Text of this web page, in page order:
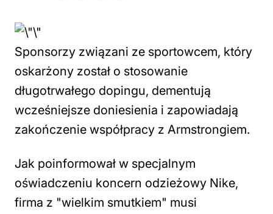
Sponsorzy związani ze sportowcem, który
oskarżony został o stosowanie
długotrwałego dopingu, dementują
wcześniejsze doniesienia i zapowiadają
zakończenie współpracy z Armstrongiem.
Jak poinformował w specjalnym
oświadczeniu koncern odzieżowy Nike,
firma z "wielkim smutkiem" musi